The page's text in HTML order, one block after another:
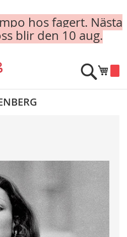
hos fagert. Nästa
blir den 10 aug.
Min
Sök